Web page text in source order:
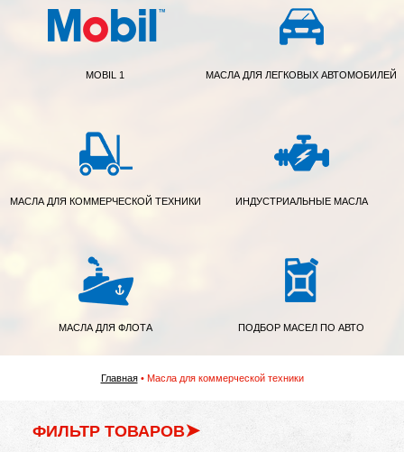
MOBIL 1 МАСЛА ДЛЯ ЛЕГКОВЫХ АВТОМОБИЛЕЙ
МАСЛА ДЛЯ КОММЕРЧЕСКОЙ ТЕХНИКИ ИНДУСТРИАЛЬНЫЕ МАСЛА
МАСЛА ДЛЯ ФЛОТА ПОДБОР МАСЕЛ ПО АВТО
Главная Масла для коммерческой техники
ФИЛЬТР ТОВАРОВ